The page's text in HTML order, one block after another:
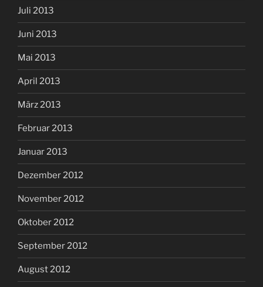
Juli 2013
Juni 2013
Mai 2013
April 2013
März 2013
Februar 2013
Januar 2013
Dezember 2012
November 2012
Oktober 2012
September 2012
August 2012